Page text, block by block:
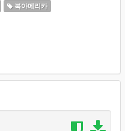
북아메리카